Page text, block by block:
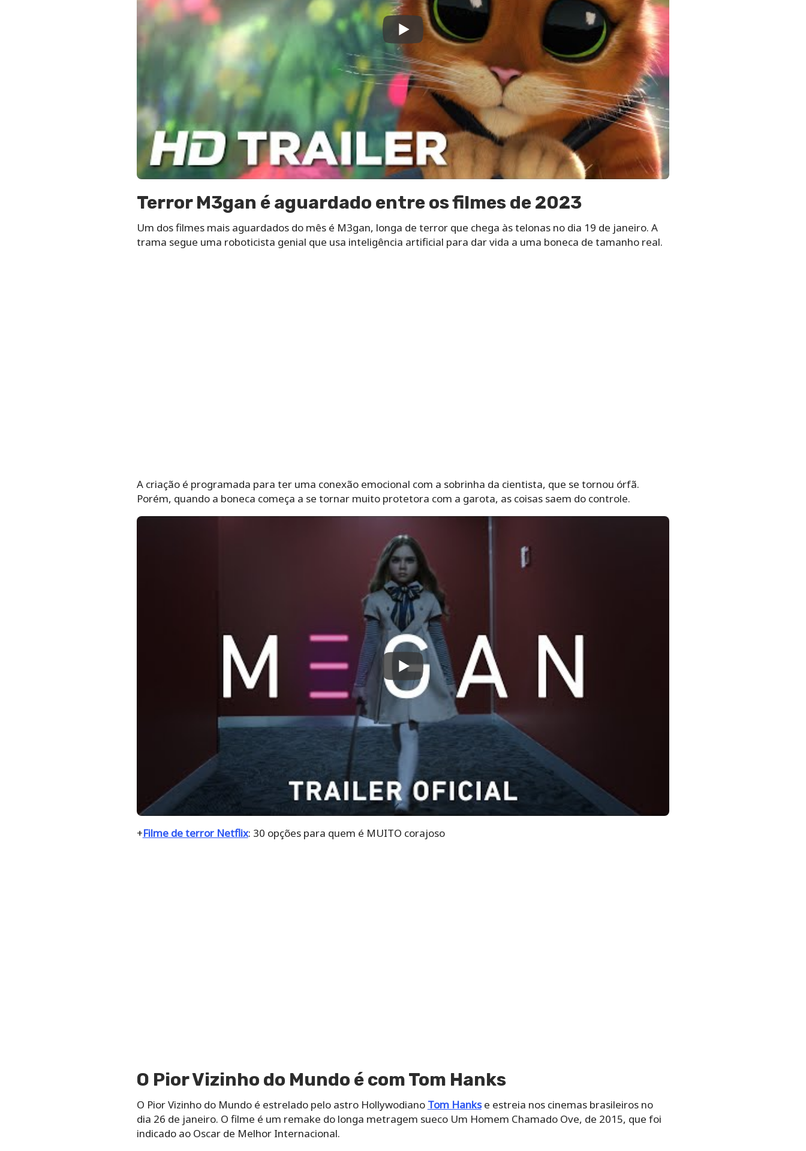
Terror M3gan é aguardado entre os filmes de 2023
Um dos filmes mais aguardados do mês é M3gan, longa de terror que chega às telonas no dia 19 de janeiro. A
trama segue uma roboticista genial que usa inteligência artificial para dar vida a uma boneca de tamanho real.
A criação é programada para ter uma conexão emocional com a sobrinha da cientista, que se tornou órfã.
Porém, quando a boneca começa a se tornar muito protetora com a garota, as coisas saem do controle.
+Filme de terror Netflix: 30 opções para quem é MUITO corajoso
O Pior Vizinho do Mundo é com Tom Hanks
O Pior Vizinho do Mundo é estrelado pelo astro Hollywodiano Tom Hankse estreia nos cinemas brasileiros no
dia 26 de janeiro. O filme é um remake do longa metragem sueco Um Homem Chamado Ove, de 2015, que foi
indicado ao Oscar de Melhor Internacional.